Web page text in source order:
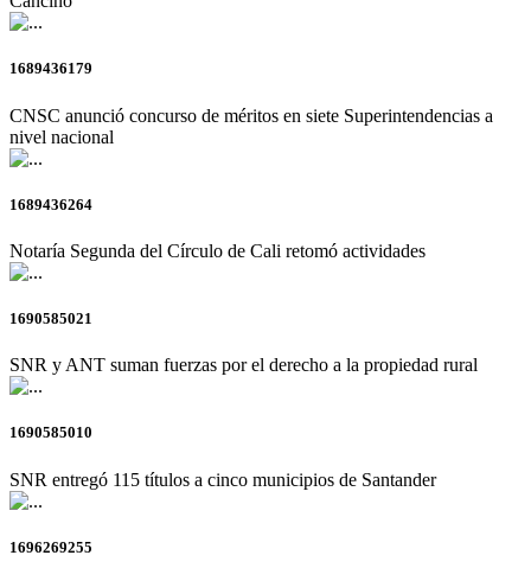
1689436179
CNSC anunció concurso de méritos en siete Superintendencias a
nivel nacional
1689436264
Notaría Segunda del Círculo de Cali retomó actividades
1690585021
SNR y ANT suman fuerzas por el derecho a la propiedad rural
1690585010
SNR entregó 115 títulos a cinco municipios de Santander
1696269255